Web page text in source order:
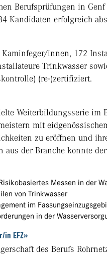
Berufsprüfungen in
Kandidaten erfolgreich
Kaminfeger/innen, 172
Trinkwasser
(re-)zertifiziert.
Weiterbildungsserie im
mit
zu eröffnen und
aus der Branche konnte
Messen in der
von Trinkwasser
im
in der
in EFZ»
des Berufs